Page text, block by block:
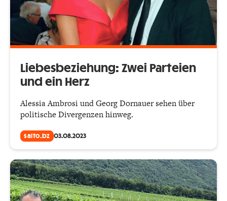
Liebesbeziehung: Zwei Parteien
und ein Herz
Alessia Ambrosi und Georg Dornauer sehen über
politische Divergenzen hinweg.
salto.bz 03.08.2023